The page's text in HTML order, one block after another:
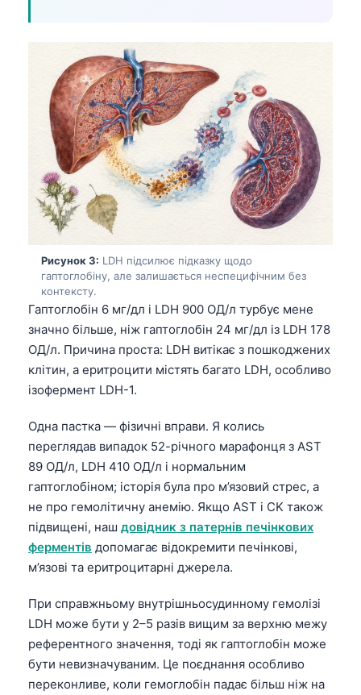
Рисунок 3: LDH підсилює підказку щодо
гаптоглобіну, але залишається неспецифічним без
контексту.
Гаптоглобін 6 мг/дл і LDH 900 ОД/л турбує мене
значно більше, ніж гаптоглобін 24 мг/дл із LDH 178
ОД/л. Причина проста: LDH витікає з пошкоджених
клітин, а еритроцити містять багато LDH, особливо
ізофермент LDH-1.
Одна пастка — фізичні вправи. Я колись
переглядав випадок 52-річного марафонця з AST
89 ОД/л, LDH 410 ОД/л і нормальним
гаптоглобіном; історія була про м’язовий стрес, а
не про гемолітичну анемію. Якщо AST і CK також
підвищені, наш довідник з патернів печінкових
ферментів допомагає відокремити печінкові,
м’язові та еритроцитарні джерела.
При справжньому внутрішньосудинному гемолізі
LDH може бути у 2–5 разів вищим за верхню межу
референтного значення, тоді як гаптоглобін може
бути невизначуваним. Це поєднання особливо
переконливе, коли гемоглобін падає більш ніж на